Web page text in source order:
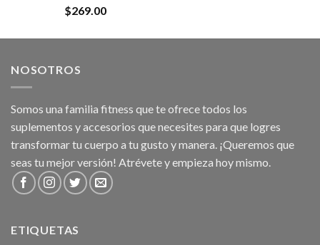
$269.00
NOSOTROS
Somos una familia fitness que te ofrece todos los
suplementos y accesorios que necesites para que logres
transformar tu cuerpo a tu gusto y manera. ¡Queremos que
seas tu mejor versión! Atrévete y empieza hoy mismo.
ETIQUETAS